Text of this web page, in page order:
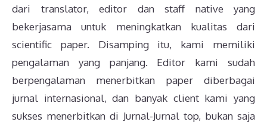
dari translator, editor dan staff native yang
bekerjasama untuk meningkatkan kualitas dari
scientific paper. Disamping itu, kami memiliki
pengalaman yang panjang. Editor kami sudah
berpengalaman menerbitkan paper diberbagai
jurnal internasional, dan banyak client kami yang
sukses menerbitkan di Jurnal-Jurnal top, bukan saja